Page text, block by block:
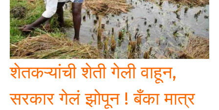
शेतकऱ्यांची शेती गेली वाहून,
सरकार गेलं झोपून ! बँका मात्र